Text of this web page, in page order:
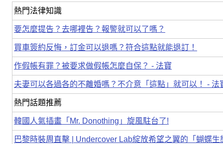
熱門法律知識
要怎麼提告？去哪裡告？報警就可以了嗎？
買車簽約反悔，訂金可以退嗎？符合這點就能退訂！
作假帳有罪？被要求做假帳怎麼自保？ - 法寶
夫妻可以各過各的不離婚嗎？不介意「這點」就可以！ - 法
熱門話題推薦
韓國人氣插畫「Mr. Donothing」旋風駐台了!
巴黎時裝周直擊 | Undercover Lab綻放希望之翼的「蝴蝶生